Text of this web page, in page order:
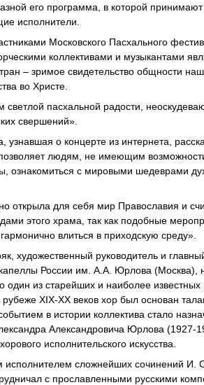
его программа, в которой
исполнители.
Московского Пасхального
коллективами и музыкантами
– зримое свидетельство общности
во Христе.
пасхальной радости,
свершений».
узнавшая о концерте из интернета,
людям, не имеющим
ознакомиться с мировыми шедеврами
открыла для себя мир Православия и
этого храма, так как подобные
влиться в приходскую среду».
художественный руководитель и
России им. А.А. Юрлова (Москва),
один из старейших и наиболее
рубеже XIX-XX веков хор был основан
в истории коллектива стало
Александровича Юрлова (1927-
исполнительского искусства.
сложнейших сочинений И.
с прославленными русскими